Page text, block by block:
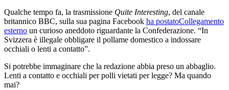
Qualche tempo fa, la trasmissione Quite Interesting, del canale
britannico BBC, sulla sua pagina Facebook ha postatoCollegamento
esterno un curioso aneddoto riguardante la Confederazione. “In
Svizzera è illegale obbligare il pollame domestico a indossare
occhiali o lenti a contatto”.
Si potrebbe immaginare che la redazione abbia preso un abbaglio.
Lenti a contatto e occhiali per polli vietati per legge? Ma quando
mai?